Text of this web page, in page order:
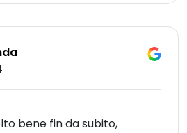
bene fin da subito,